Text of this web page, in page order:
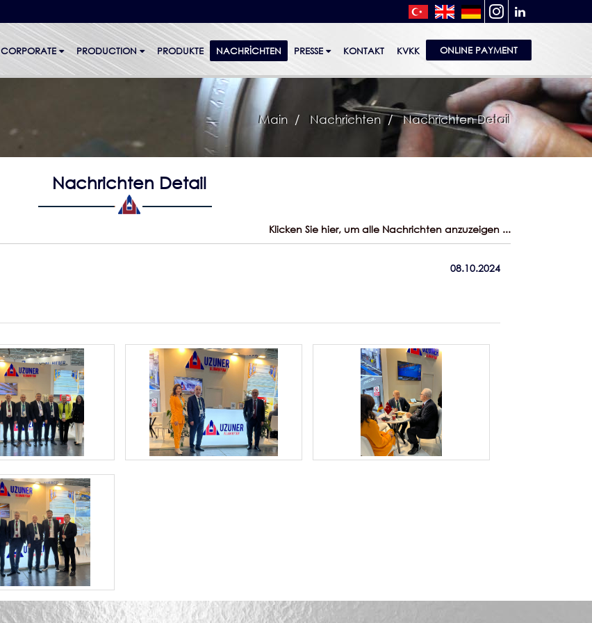
CORPORATE PRODUCTION PRODUKTE NACHRICHTEN PRESSE KONTAKT KVKK ONLINE PAYMENT
Main Nachrichten Nachrichten Detail
Nachrichten Detail
Klicken Sie hier, um alle Nachrichten anzuzeigen ...
08.10.2024